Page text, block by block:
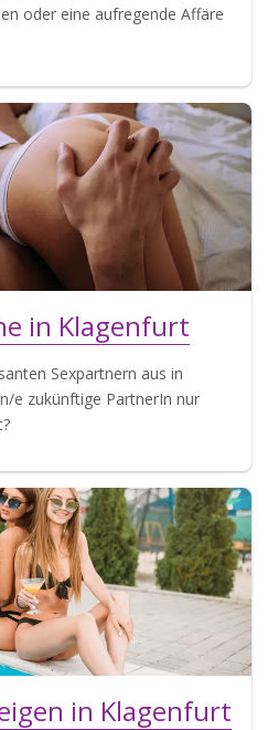
oder eine aufregende Affäre
in Klagenfurt
Sexpartnern aus in
e zukünftige PartnerIn nur
in Klagenfurt